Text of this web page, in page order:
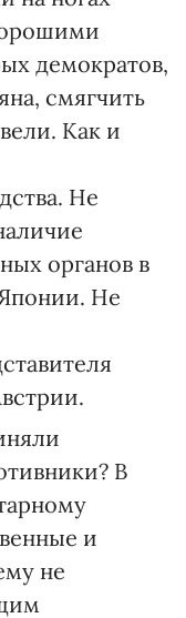
демократов,
смягчить
Как и
Не
органов в
Не
В
и
не